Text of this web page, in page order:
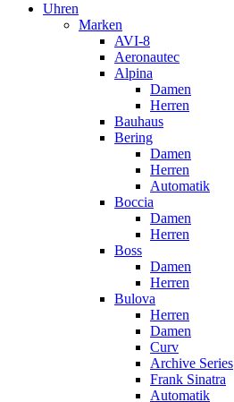
Uhren
Marken
AVI-8
Aeronautec
Alpina
Damen
Herren
Bauhaus
Bering
Damen
Herren
Automatik
Boccia
Damen
Herren
Boss
Damen
Herren
Bulova
Herren
Damen
Curv
Archive Series
Frank Sinatra
Automatik